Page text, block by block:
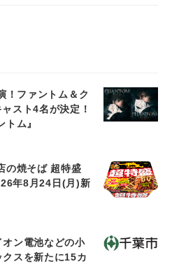
！ファントム＆ク
スト4名が決定！
ム』
の焼そば 超特盛
年8月24日(月)新
ン電池などの小
スを新たに15カ